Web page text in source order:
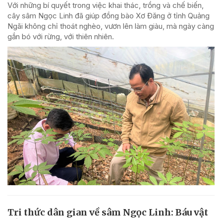
Với những bí quyết trong việc khai thác, trồng và chế biến,
cây sâm Ngọc Linh đã giúp đồng bào Xơ Đăng ở tỉnh Quảng
Ngãi không chỉ thoát nghèo, vươn lên làm giàu, mà ngày càng
gắn bó với rừng, với thiên nhiên.
Tri thức dân gian về sâm Ngọc Linh: Báu vật